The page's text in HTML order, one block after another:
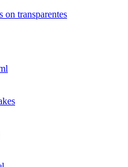
on transparentes